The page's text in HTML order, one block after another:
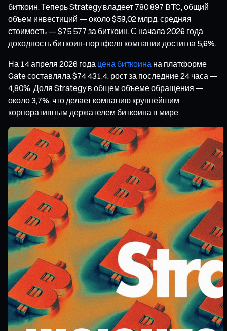
биткоин. Теперь Strategy владеет 780 897 BTC, общий
объем инвестиций — около $59,02 млрд, средняя
стоимость — $75 577 за биткоин. С начала 2026 года
доходность биткоин-портфеля компании достигла 5,6%.
На 14 апреля 2026 года цена биткоина на платформе
Gate составляла $74 431,4, рост за последние 24 часа —
4,80%. Доля Strategy в общем объеме обращения —
около 3,7%, что делает компанию крупнейшим
корпоративным держателем биткоина в мире.